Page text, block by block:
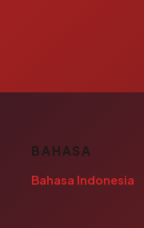
BAHASA
Bahasa Indonesia